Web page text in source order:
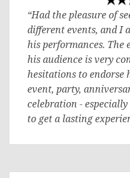
“Had the pleasure of
different events, and I
his performances. The
his audience is very
hesitations to endorse
event, party,
celebration -
to get a lasting